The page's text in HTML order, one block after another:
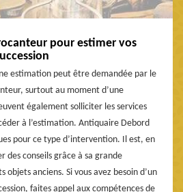
pour estimer vos
estimation peut être demandée par le
surtout au moment d’une
également solliciter les services
à l’estimation. Antiquaire Debord
pour ce type d’intervention. Il est, en
des conseils grâce à sa grande
objets anciens. Si vous avez besoin d’un
faites appel aux compétences de